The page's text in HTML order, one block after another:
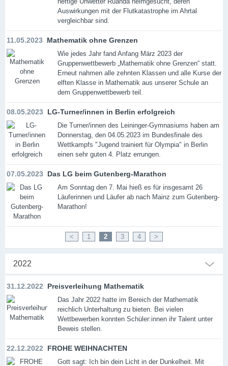
Auswirkungen mit der Flutkatastrophe im Ahrtal
vergleichbar sind.
11.05.2023 Mathematik ohne Grenzen
Wie jedes Jahr fand Anfang März 2023 der
Gruppenwettbewerb „Mathematik ohne Grenzen“ statt.
Erneut nahmen alle zehnten Klassen und alle Kurse der
elften Klasse in Mathematik aus unserer Schule an
dem Gruppenwettbewerb teil.
08.05.2023 LG-Turner/innen in Berlin erfolgreich
Die Turner/innen des Leininger-Gymnasiums haben am
Donnerstag, den 04.05.2023 im Bundesfinale des
Wettkampfs "Jugend trainiert für Olympia" in Berlin
einen sehr guten 4. Platz errungen.
07.05.2023 Das LG beim Gutenberg-Marathon
Am Sonntag den 7. Mai hieß es für insgesamt 26
Läuferinnen und Läufer ab nach Mainz zum Gutenberg-
Marathon!
< 1 2 3 4 >
2022
31.12.2022 Preisverleihung Mathematik
Das Jahr 2022 hatte im Bereich der Mathematik
reichlich Unterhaltung zu bieten. Bei vielen
Wettbewerben konnten Schüler:innen ihr Talent unter
Beweis stellen.
22.12.2022 FROHE WEIHNACHTEN
Gott sagt: Ich bin dein Licht in der Dunkelheit. Mit